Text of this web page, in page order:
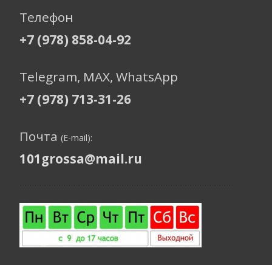
Телефон
+7 (978) 858-04-92
Telegram, МАХ, WhatsApp
+7 (978) 713-31-26
Почта (E-mail):
101grossa@mail.ru